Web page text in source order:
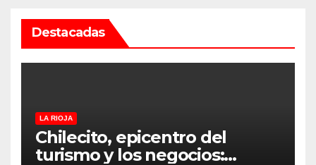
Destacadas
LA RIOJA
Chilecito, epicentro del
turismo y los negocios: